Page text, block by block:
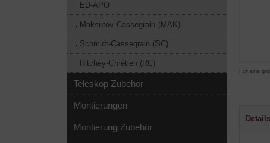
Für eine
Details
ED-APO
Maksutov-Cassegrain (MAK)
Schmidt-Cassegrain (SC)
Ritchey-Chrétien (RC)
Teleskop Zubehör
Montierungen
Montierung Zubehör